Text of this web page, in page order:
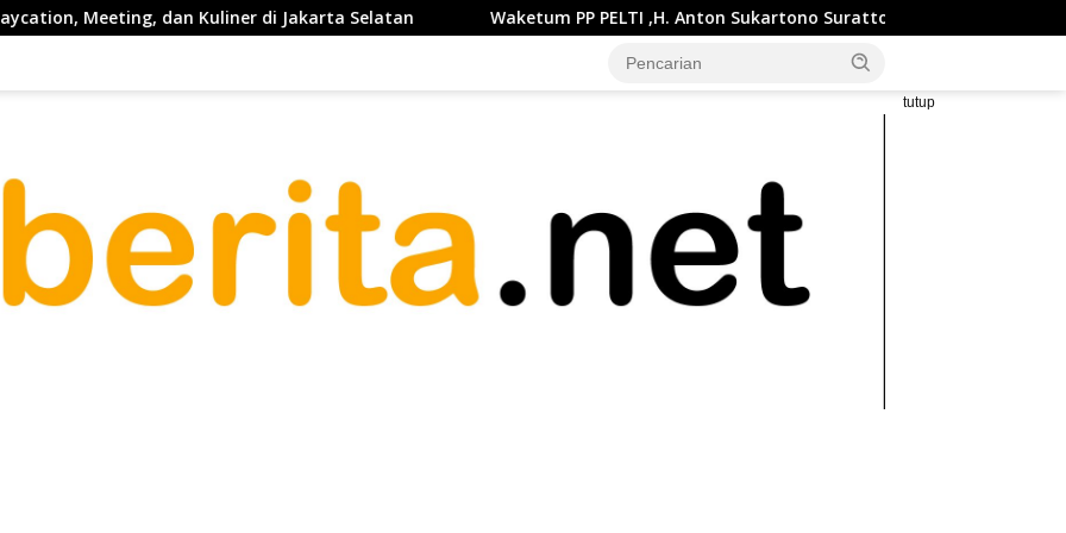
dan Kuliner di Jakarta Selatan Waketum PP PELTI ,H. Anton Sukartono Suratto, M.Si. Buka Liga Tenis Indonesia 2026
tutup